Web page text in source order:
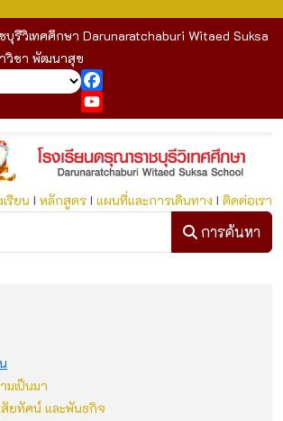
วิเทศศึกษา Darunaratchaburi Witaed Suksa
วิชา พัฒนาสุข
YouTube
รียนI หลักสูตรI แผนที่และการเดินทาง I ติดต่อเรา
ก
การค้นหา
มเป็นมา
ยทัศน์ และพันธกิจ